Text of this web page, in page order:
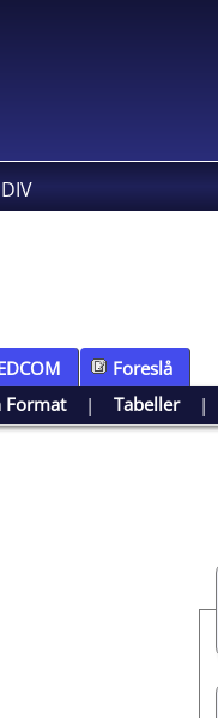
DIV
Foreslå
Format|Tabeller|